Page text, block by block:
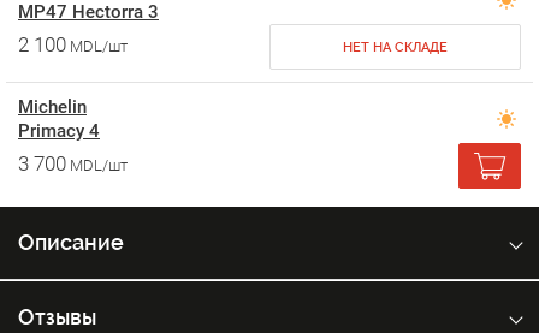
MP47 Hectorra 3
2 100 MDL/шт НЕТ НА СКЛАДЕ
Michelin
Primacy 4
3 700 MDL/шт
Описание
Отзывы